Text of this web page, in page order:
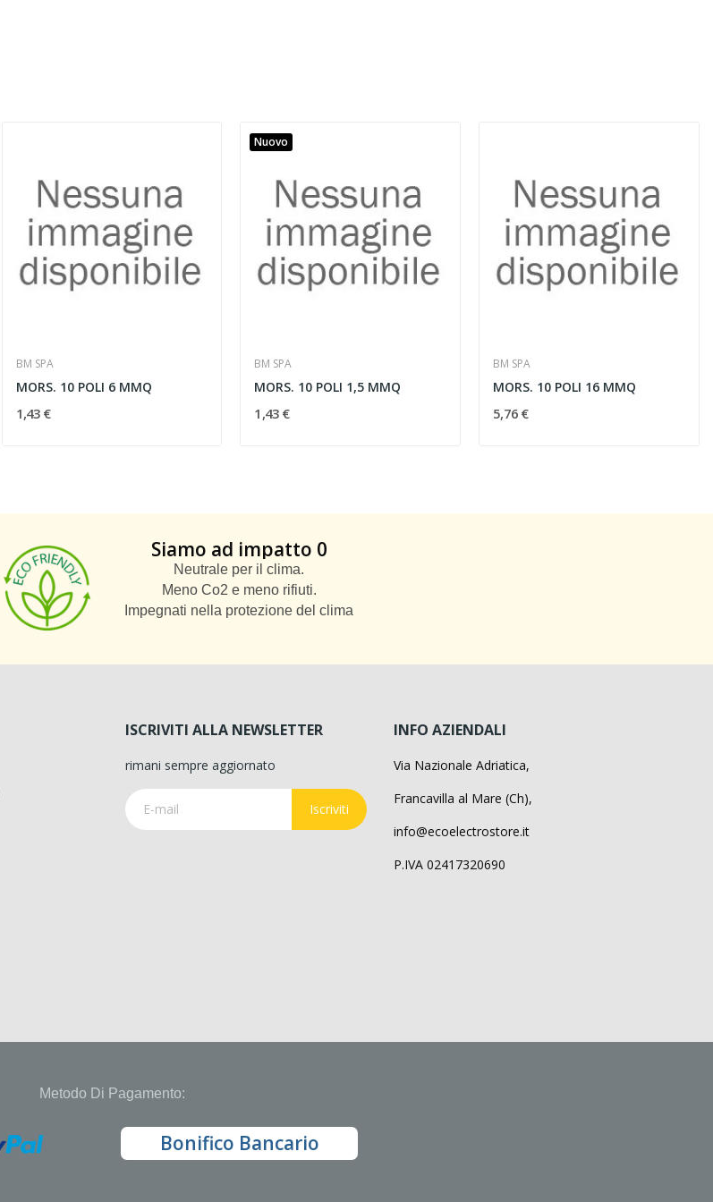
BM SPA
MORS. 10 POLI 6 MMQ
1,43 €
Nuovo
BM SPA
MORS. 10 POLI 1,5 MMQ
1,43 €
BM SPA
MORS. 10 POLI 16 MMQ
5,76 €
Siamo ad impatto 0
Neutrale per il clima.
Meno Co2 e meno rifiuti.
Impegnati nella protezione del clima
ISCRIVITI ALLA NEWSLETTER
rimani sempre aggiornato
Iscriviti
INFO AZIENDALI
Via Nazionale Adriatica,
Francavilla al Mare (Ch),
info@ecoelectrostore.it
P.IVA 02417320690
Metodo Di Pagamento:
Bonifico Bancario